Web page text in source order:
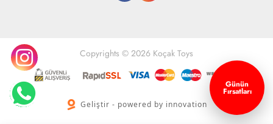
Copyrights © 2026 Koçak Toys
Geliştir - powered by innovation
Günün
Fırsatları